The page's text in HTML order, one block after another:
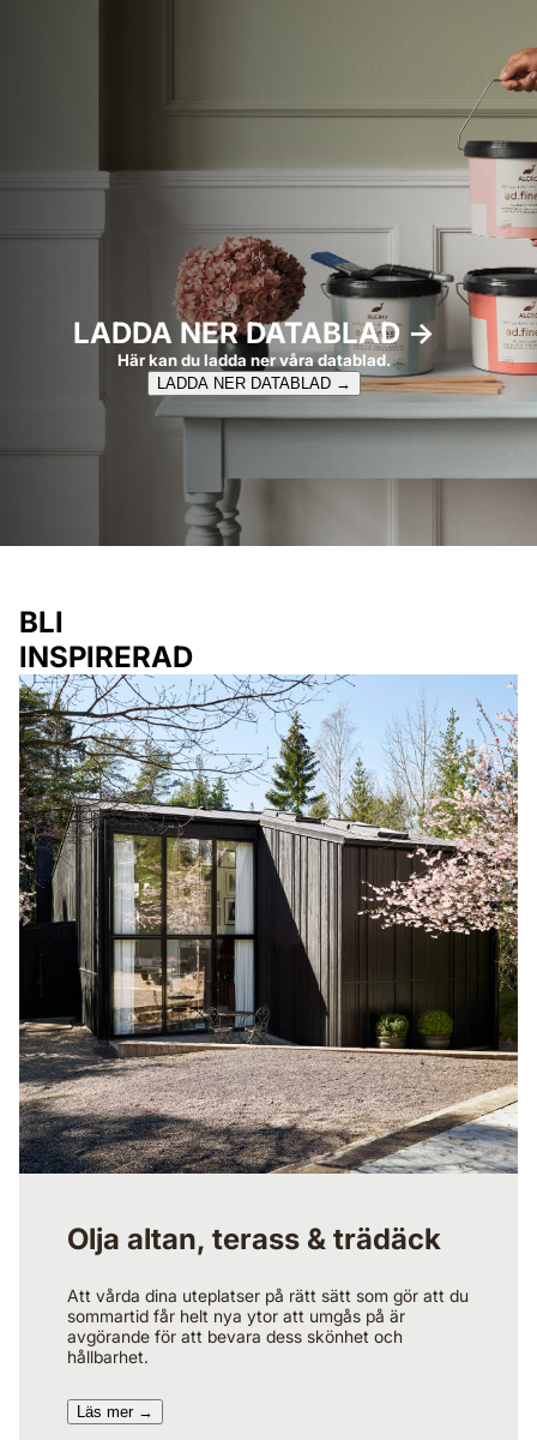
LADDA NER DATABLAD →
Här kan du ladda ner våra datablad.
LADDA NER DATABLAD →
BLI
INSPIRERAD
Olja altan, terass & trädäck
Att vårda dina uteplatser på rätt sätt som gör att du
sommartid får helt nya ytor att umgås på är
avgörande för att bevara dess skönhet och
hållbarhet.
Läs mer →​